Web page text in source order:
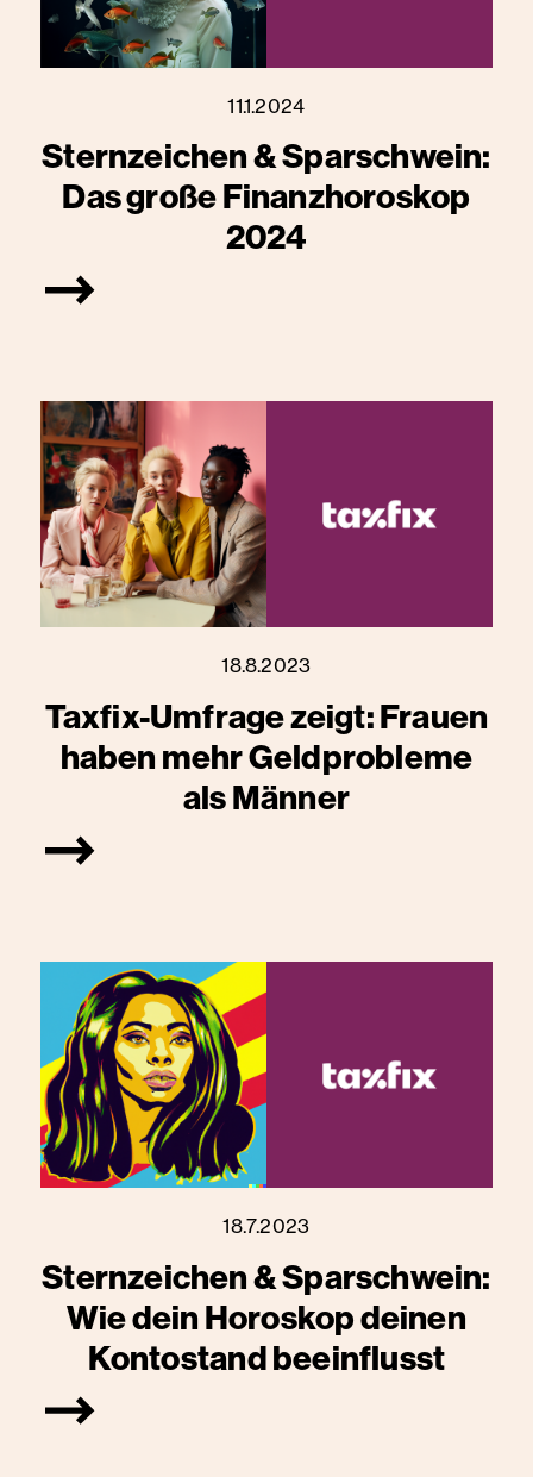
11.1.2024
Sternzeichen & Sparschwein:
Das große Finanzhoroskop
2024
18.8.2023
Taxfix-Umfrage zeigt: Frauen
haben mehr Geldprobleme
als Männer
18.7.2023
Sternzeichen & Sparschwein:
Wie dein Horoskop deinen
Kontostand beeinflusst